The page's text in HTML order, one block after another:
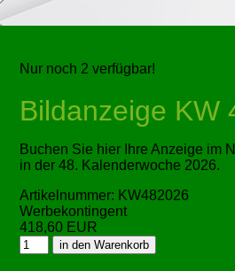
Nur noch 2 verfügbar!
Bildanzeige KW
Buchen Sie hier Ihre Anzeige im
in der 48. Kalenderwoche 2026.
Artikelnummer: KW482026
Werbekontingent
418,60 EUR